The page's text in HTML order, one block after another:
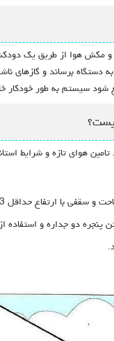
مکش هوا از طریق یک
به دستگاه برساند و
شود سیستم به طور
هوای تازه و شرایط
پنجره دو جداره و